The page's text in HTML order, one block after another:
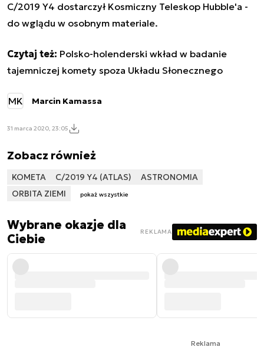
C/2019 Y4 dostarczył Kosmiczny Teleskop Hubble'a -
do wglądu w osobnym materiale.
Czytaj też: Polsko-holenderski wkład w badanie
tajemniczej komety spoza Układu Słonecznego
MK Marcin Kamassa
31 marca 2020, 23:05
Zobacz również
KOMETA C/2019 Y4 (ATLAS)
ASTRONOMIA
ORBITA ZIEMI
pokaż wszystkie
Wybrane okazje dla
Ciebie
REKLAMA
Reklama